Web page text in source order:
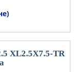
XL2.5X7.5-TR